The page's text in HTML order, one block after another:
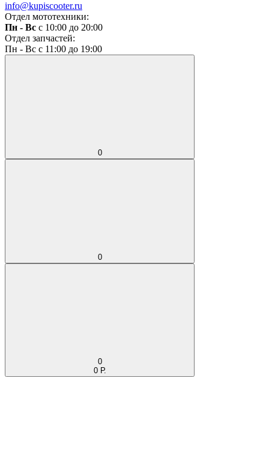
info@kupiscooter.ru
Отдел мототехники:
Пн - Вс с 10:00 до 20:00
Отдел запчастей:
Пн - Вс с 11:00 до 19:00
0
0
0
0 Р.